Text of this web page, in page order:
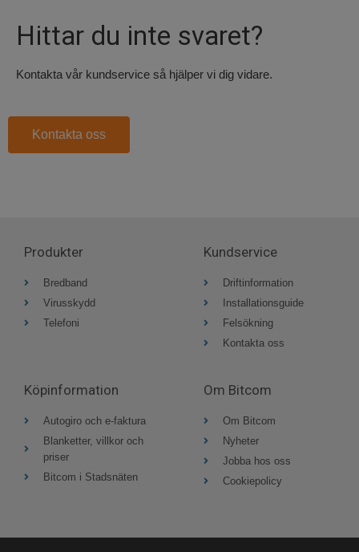
Hittar du inte svaret?
Kontakta vår kundservice så hjälper vi dig vidare.
Kontakta oss
Produkter
Bredband
Virusskydd
Telefoni
Kundservice
Driftinformation
Installationsguide
Felsökning
Kontakta oss
Köpinformation
Autogiro och e-faktura
Blanketter, villkor och
priser
Bitcom i Stadsnäten
Om Bitcom
Om Bitcom
Nyheter
Jobba hos oss
Cookiepolicy